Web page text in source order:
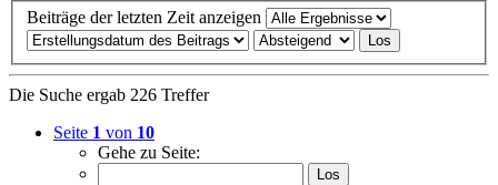
Beiträge der letzten Zeit anzeigen
Die Suche ergab 226 Treffer
Seite 1 von 10
Gehe zu Seite: